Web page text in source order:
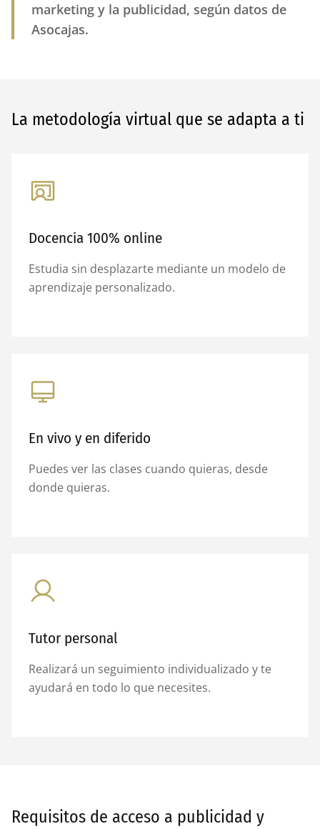
marketing y la publicidad, según datos de
Asocajas.
La metodología virtual que se adapta a ti
Docencia 100% online
Estudia sin desplazarte mediante un modelo de
aprendizaje personalizado.
En vivo y en diferido
Puedes ver las clases cuando quieras, desde
donde quieras.
Tutor personal
Realizará un seguimiento individualizado y te
ayudará en todo lo que necesites.
Requisitos de acceso a publicidad y